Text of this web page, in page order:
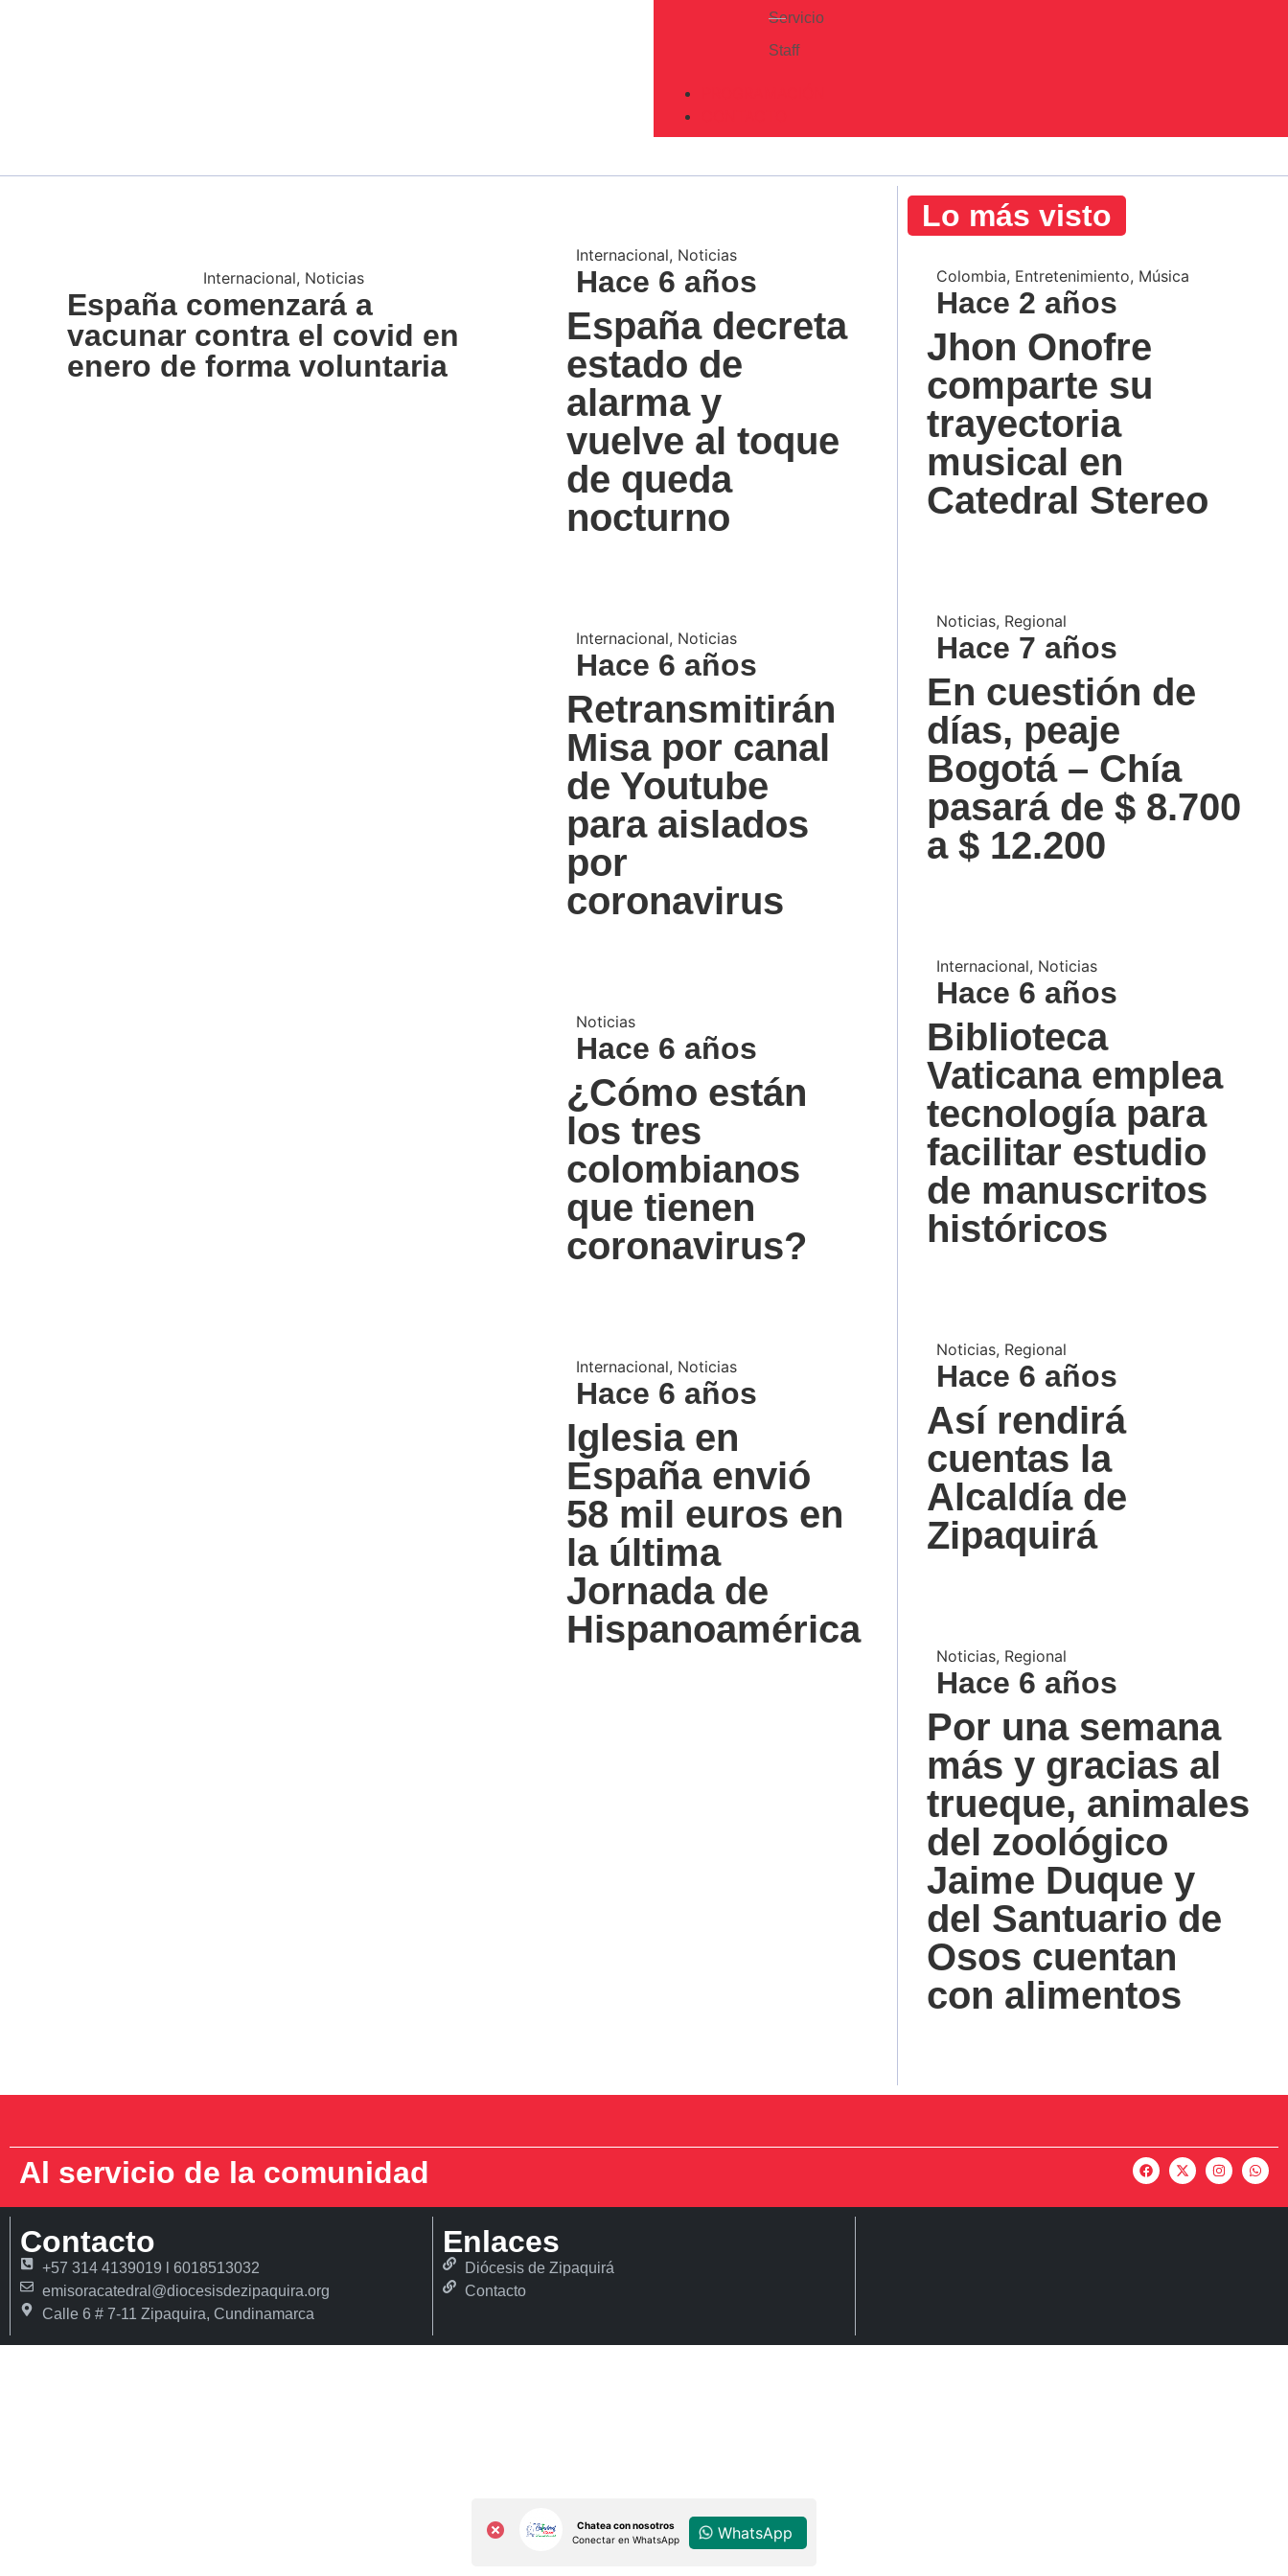
Servicio
Staff
Internacional, Noticias
España comenzará a
vacunar contra el covid en
enero de forma voluntaria
Internacional, Noticias
Hace 6 años
España decreta
estado de
alarma y
vuelve al toque
de queda
nocturno
Internacional, Noticias
Hace 6 años
Retransmitirán
Misa por canal
de Youtube
para aislados
por
coronavirus
Noticias
Hace 6 años
¿Cómo están
los tres
colombianos
que tienen
coronavirus?
Internacional, Noticias
Hace 6 años
Iglesia en
España envió
58 mil euros en
la última
Jornada de
Hispanoamérica
Lo más visto
Colombia, Entretenimiento, Música
Hace 2 años
Jhon Onofre
comparte su
trayectoria
musical en
Catedral Stereo
Noticias, Regional
Hace 7 años
En cuestión de
días, peaje
Bogotá – Chía
pasará de $ 8.700
a $ 12.200
Internacional, Noticias
Hace 6 años
Biblioteca
Vaticana emplea
tecnología para
facilitar estudio
de manuscritos
históricos
Noticias, Regional
Hace 6 años
Así rendirá
cuentas la
Alcaldía de
Zipaquirá
Noticias, Regional
Hace 6 años
Por una semana
más y gracias al
trueque, animales
del zoológico
Jaime Duque y
del Santuario de
Osos cuentan
con alimentos
Al servicio de la comunidad
Contacto
+57 314 4139019 l 6018513032
emisoracatedral@diocesisdezipaquira.org
Calle 6 # 7-11 Zipaquira, Cundinamarca
Enlaces
Diócesis de Zipaquirá
Contacto
Chatea con nosotros
Conectar en WhatsApp
WhatsApp